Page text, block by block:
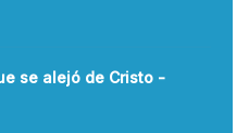
se alejó de Cristo -